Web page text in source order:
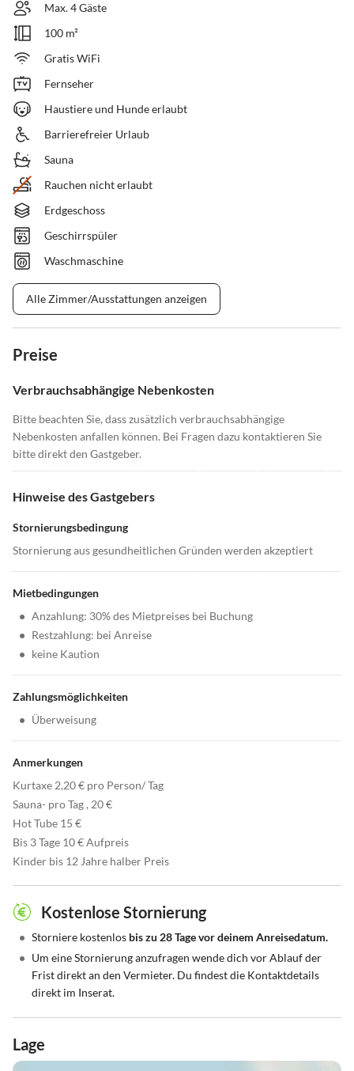
Max. 4 Gäste
100 m²
Gratis WiFi
Fernseher
Haustiere und Hunde erlaubt
Barrierefreier Urlaub
Sauna
Rauchen nicht erlaubt
Erdgeschoss
Geschirrspüler
Waschmaschine
Alle Zimmer/Ausstattungen anzeigen
Preise
Verbrauchsabhängige Nebenkosten
Bitte beachten Sie, dass zusätzlich verbrauchsabhängige
Nebenkosten anfallen können. Bei Fragen dazu kontaktieren Sie
bitte direkt den Gastgeber.
Hinweise des Gastgebers
Stornierungsbedingung
Stornierung aus gesundheitlichen Gründen werden akzeptiert
Mietbedingungen
• Anzahlung: 30% des Mietpreises bei Buchung
• Restzahlung: bei Anreise
• keine Kaution
Zahlungsmöglichkeiten
• Überweisung
Anmerkungen
Kurtaxe 2,20 € pro Person/ Tag
Sauna- pro Tag , 20 €
Hot Tube 15 €
Bis 3 Tage 10 € Aufpreis
Kinder bis 12 Jahre halber Preis
Kostenlose Stornierung
• Storniere kostenlos bis zu 28 Tage vor deinem Anreisedatum.
• Um eine Stornierung anzufragen wende dich vor Ablauf der
Frist direkt an den Vermieter. Du findest die Kontaktdetails
direkt im Inserat.
Lage